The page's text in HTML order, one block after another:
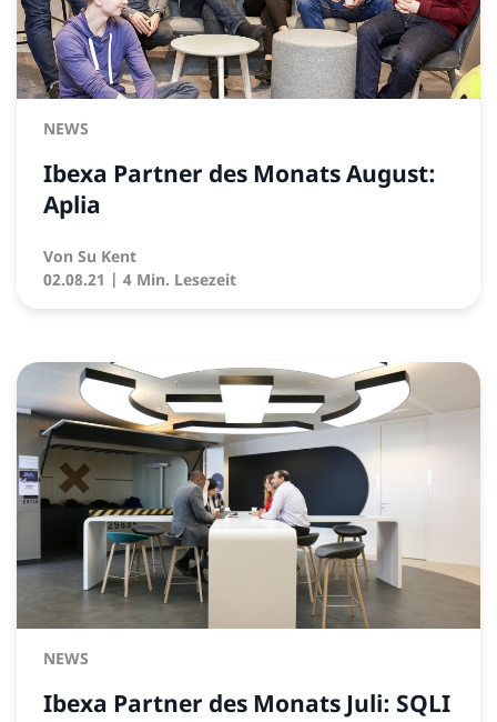
NEWS
Ibexa Partner des Monats August:
Aplia
Von Su Kent
02.08.21 | 4 Min. Lesezeit
NEWS
Ibexa Partner des Monats Juli: SQLI